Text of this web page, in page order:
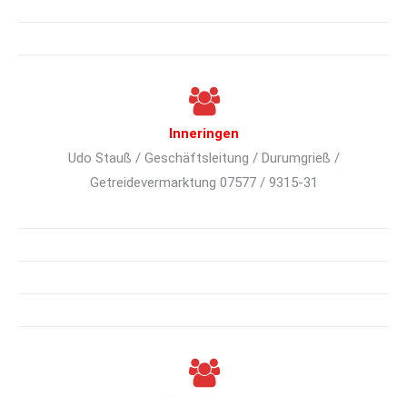
Inneringen
Udo Stauß / Geschäftsleitung / Durumgrieß /
Getreidevermarktung 07577 / 9315-31